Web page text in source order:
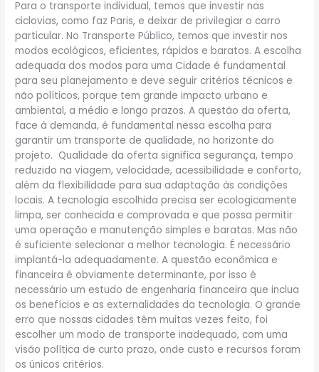
Para o transporte individual, temos que investir nas
ciclovias, como faz Paris, e deixar de privilegiar o carro
particular. No Transporte Público, temos que investir nos
modos ecológicos, eficientes, rápidos e baratos. A escolha
adequada dos modos para uma Cidade é fundamental
para seu planejamento e deve seguir critérios técnicos e
não políticos, porque tem grande impacto urbano e
ambiental, a médio e longo prazos. A questão da oferta,
face à demanda, é fundamental nessa escolha para
garantir um transporte de qualidade, no horizonte do
projeto. Qualidade da oferta significa segurança, tempo
reduzido na viagem, velocidade, acessibilidade e conforto,
além da flexibilidade para sua adaptação às condições
locais. A tecnologia escolhida precisa ser ecologicamente
limpa, ser conhecida e comprovada e que possa permitir
uma operação e manutenção simples e baratas. Mas não
é suficiente selecionar a melhor tecnologia. É necessário
implantá-la adequadamente. A questão econômica e
financeira é obviamente determinante, por isso é
necessário um estudo de engenharia financeira que inclua
os benefícios e as externalidades da tecnologia. O grande
erro que nossas cidades têm muitas vezes feito, foi
escolher um modo de transporte inadequado, com uma
visão política de curto prazo, onde custo e recursos foram
os únicos critérios.